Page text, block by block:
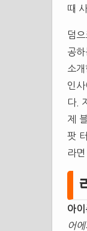
때
덤
공
소
인
다.
제
팟
라
아이
어